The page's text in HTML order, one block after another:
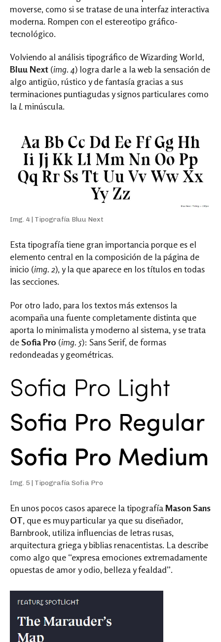
moverse, como si se tratase de una interfaz interactiva
moderna. Rompen con el estereotipo gráfico-
tecnológico.
Volviendo al análisis tipográfico de Wizarding World,
Bluu Next (img. 4) logra darle a la web la sensación de
algo antigüo, rústico y de fantasía gracias a sus
terminaciones puntiagudas y signos particulares como
la L minúscula.
Img. 4 | Tipografía Bluu Next
Esta tipografía tiene gran importancia porque es el
elemento central en la composición de la página de
inicio (img. 2), y la que aparece en los títulos en todas
las secciones.
Por otro lado, para los textos más extensos la
acompaña una fuente completamente distinta que
aporta lo minimalista y moderno al sistema, y se trata
deSofia Pro (img. 5): Sans Serif, de formas
redondeadas y geométricas.
Img. 5 | Tipografía Sofia Pro
En unos pocos casos aparece la tipografíaMason Sans
OT, que es muy particular ya que su diseñador,
Barnbrook, utiliza influencias de letras rusas,
arquitectura griega y biblias renacentistas. La describe
como algo que “expresa emociones extremadamente
opuestas de amor y odio, belleza y fealdad”.